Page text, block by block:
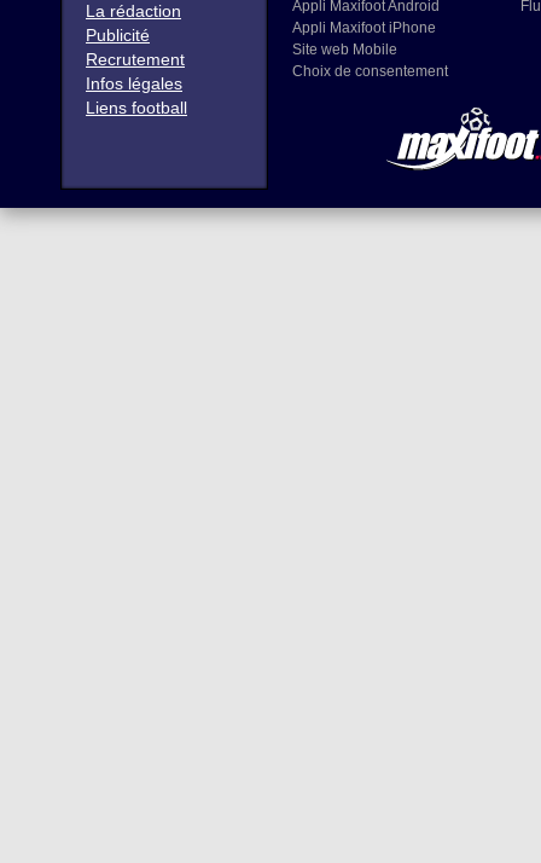
La rédaction
Publicité
Recrutement
Infos légales
Liens football
Appli Maxifoot Android
Appli Maxifoot iPhone
Site web Mobile
Choix de consentement